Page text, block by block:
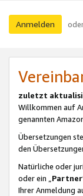
Anmelden
zuletzt
Willkommen auf
genannten
Übersetzungen
den
Natürliche oder
oder ein „Partner
Ihrer Anmeldung